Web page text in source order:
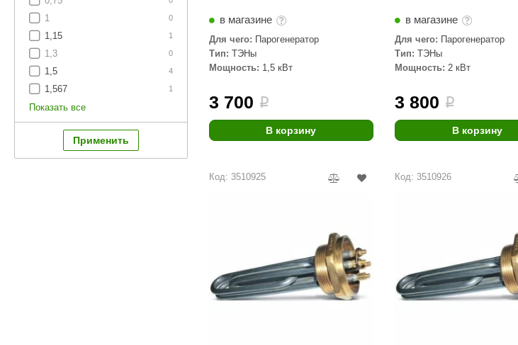
Для дома и дачи
Акции и скидки
Этна SNOOKER
Tikkurila Elcon Турция
TABA MAGNUM
Termomuros
Finn icon
0
1
1
1,15
0
1,3
4
1,5
1
1,567
Показать все
в магазине
Для чего: Парогенератор
Тип: ТЭНы
Мощность: 1,5 кВт
3 700 i
В корзину
в магазине
Для чего: Парогенератор
Тип: ТЭНы
Мощность: 2 кВт
3 800 i
В корзину
Код: 3510925 Код: 3510926